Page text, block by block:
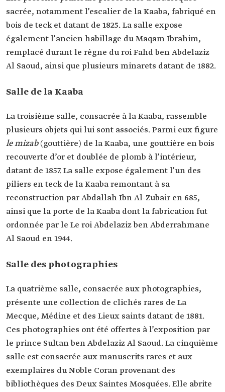
sacrée, notamment l’escalier de la Kaaba, fabriqué en
bois de teck et datant de 1825. La salle expose
également l’ancien habillage du Maqam Ibrahim,
remplacé durant le règne du roi Fahd ben Abdelaziz
Al Saoud, ainsi que plusieurs minarets datant de 1882.
Salle de la Kaaba
La troisième salle, consacrée à la Kaaba, rassemble
plusieurs objets qui lui sont associés. Parmi eux figure
le mizab(gouttière) de la Kaaba, une gouttière en bois
recouverte d’or et doublée de plomb à l’intérieur,
datant de 1857. La salle expose également l’un des
piliers en teck de la Kaaba remontant à sa
reconstruction par Abdallah Ibn Al-Zubair en 685,
ainsi que la porte de la Kaaba dont la fabrication fut
ordonnée par le Le roi Abdelaziz ben Abderrahmane
Al Saoud en 1944.
Salle des photographies
La quatrième salle, consacrée aux photographies,
présente une collection de clichés rares de La
Mecque, Médine et des Lieux saints datant de 1881.
Ces photographies ont été offertes à l’exposition par
le prince Sultan ben Abdelaziz Al Saoud. La cinquième
salle est consacrée aux manuscrits rares et aux
exemplaires du Noble Coran provenant des
bibliothèques des Deux Saintes Mosquées. Elle abrite